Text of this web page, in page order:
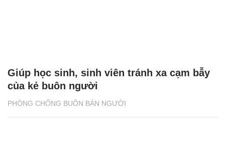
PHÒNG CHỐNG BUÔN BÁN NGƯỜI
Giúp học sinh, sinh viên tránh xa cạm bẫy
của kẻ buôn người